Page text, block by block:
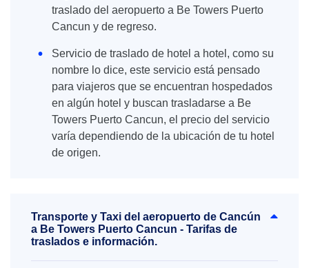
traslado del aeropuerto a Be Towers Puerto
Cancun y de regreso.
Servicio de traslado de hotel a hotel, como su
nombre lo dice, este servicio está pensado
para viajeros que se encuentran hospedados
en algún hotel y buscan trasladarse a Be
Towers Puerto Cancun, el precio del servicio
varía dependiendo de la ubicación de tu hotel
de origen.
Transporte y Taxi del aeropuerto de Cancún
a Be Towers Puerto Cancun - Tarifas de
traslados e información.